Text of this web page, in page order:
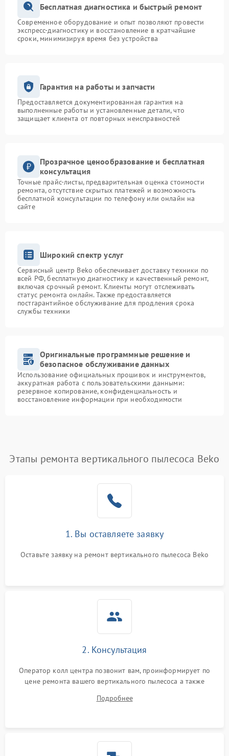
Бесплатная диагностика и быстрый ремонт
Современное оборудование и опыт позволяют провести
экспресс-диагностику и восстановление в кратчайшие
сроки, минимизируя время без устройства
Гарантия на работы и запчасти
Предоставляется документированная гарантия на
выполненные работы и установленные детали, что
защищает клиента от повторных неисправностей
Прозрачное ценообразование и бесплатная
консультация
Точные прайс-листы, предварительная оценка стоимости
ремонта, отсутствие скрытых платежей и возможность
бесплатной консультации по телефону или онлайн на
сайте
Широкий спектр услуг
Сервисный центр Beko обеспечивает доставку техники по
всей РФ, бесплатную диагностику и качественный ремонт,
включая срочный ремонт. Клиенты могут отслеживать
статус ремонта онлайн. Также предоставляется
постгарантийное обслуживание для продления срока
службы техники
Оригинальные программные решение и
безопасное обслуживание данных
Использование официальных прошивок и инструментов,
аккуратная работа с пользовательскими данными:
резервное копирование, конфиденциальность и
восстановление информации при необходимости
Этапы ремонта вертикального пылесоса Beko
1. Вы оставляете заявку
Оставьте заявку на ремонт вертикального пылесоса Beko
2. Консультация
Оператор колл центра позвонит вам, проинформирует по
цене ремонта вашего вертикального пылесоса а также
Подробнее